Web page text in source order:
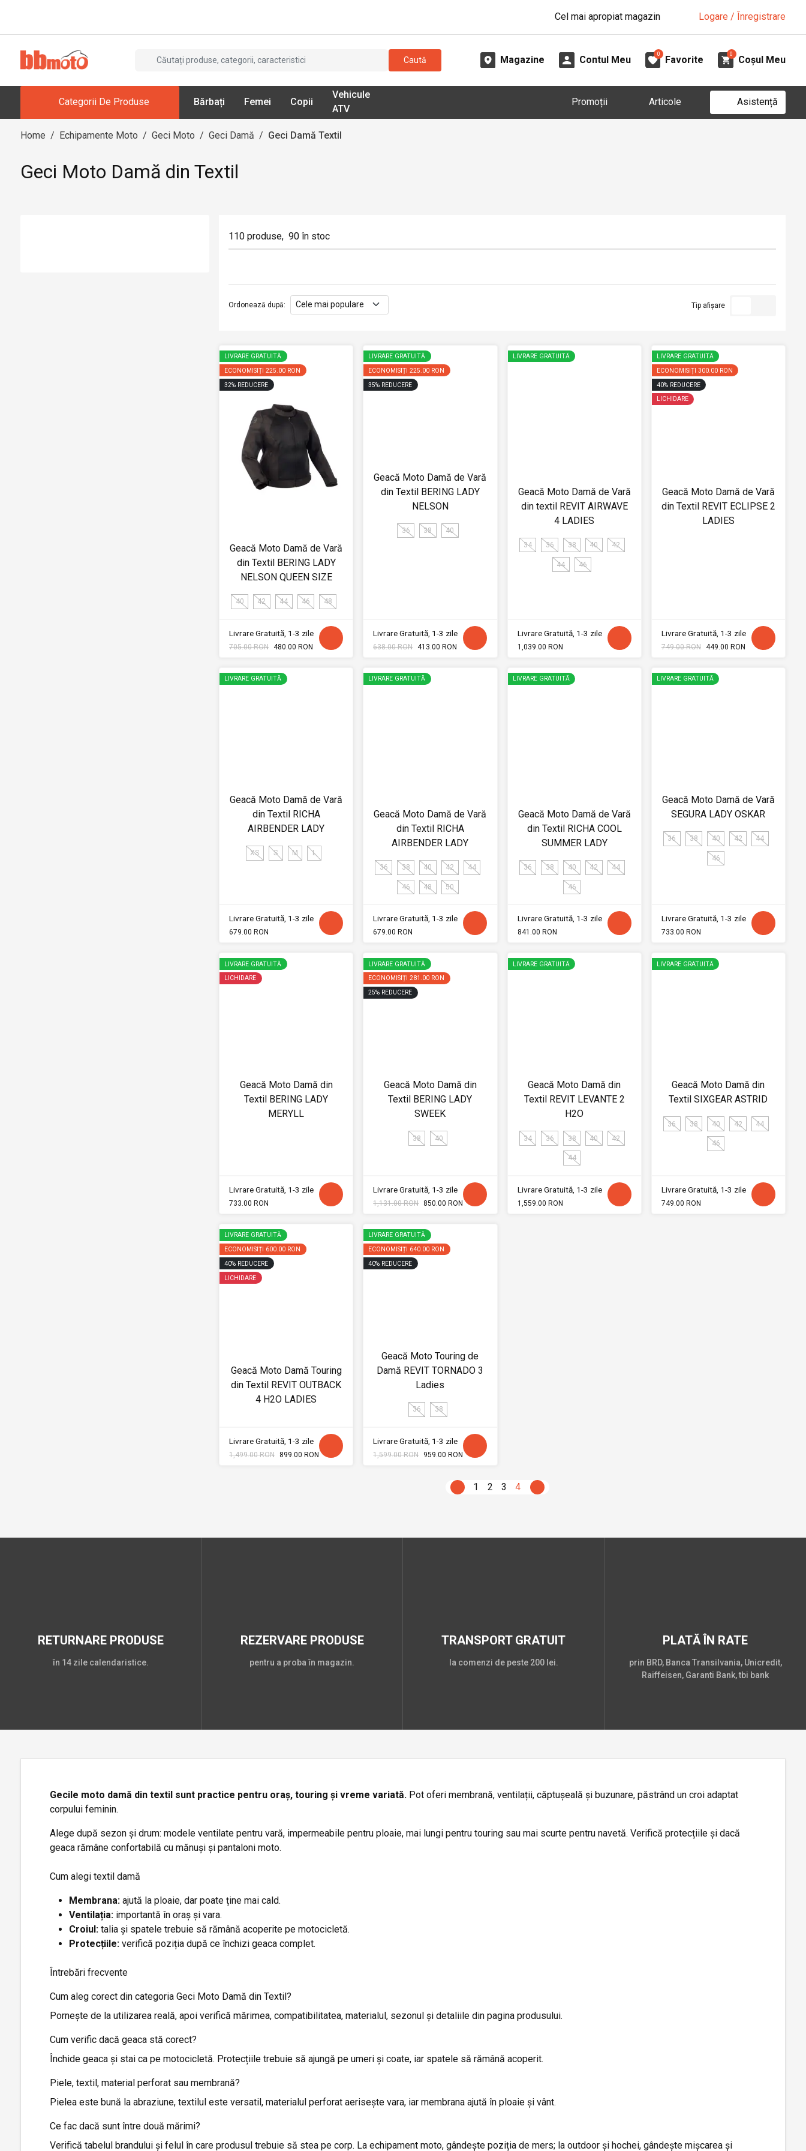
Cel mai apropiat magazin Logare / Înregistrare
Caută Magazine Contul Meu
0
Favorite
0
Coșul Meu
Categorii De Produse Bărbați Femei Copii
Vehicule
ATV
Promoții Articole Asistență
Home / Echipamente Moto / Geci Moto / Geci Damă / Geci Damă Textil
Geci Moto Damă din Textil
110 produse, 90 în stoc
Ordonează după: Tip afișare
LIVRARE GRATUITĂ
ECONOMISIȚI 225.00 RON
32% REDUCERE
Geacă Moto Damă de Vară
din Textil BERING LADY
NELSON QUEEN SIZE
40 42 44 46 48
Livrare Gratuită, 1-3 zile
705.00 RON 480.00 RON
LIVRARE GRATUITĂ
ECONOMISIȚI 225.00 RON
35% REDUCERE
Geacă Moto Damă de Vară
din Textil BERING LADY
NELSON
36 38 40
Livrare Gratuită, 1-3 zile
638.00 RON 413.00 RON
LIVRARE GRATUITĂ
Geacă Moto Damă de Vară
din textil REVIT AIRWAVE
4 LADIES
34 36 38 40 42
44 46
Livrare Gratuită, 1-3 zile
1,039.00 RON
LIVRARE GRATUITĂ
ECONOMISIȚI 300.00 RON
40% REDUCERE
LICHIDARE
Geacă Moto Damă de Vară
din Textil REVIT ECLIPSE 2
LADIES
Livrare Gratuită, 1-3 zile
749.00 RON 449.00 RON
LIVRARE GRATUITĂ
Geacă Moto Damă de Vară
din Textil RICHA
AIRBENDER LADY
XS S M L
Livrare Gratuită, 1-3 zile
679.00 RON
LIVRARE GRATUITĂ
Geacă Moto Damă de Vară
din Textil RICHA
AIRBENDER LADY
36 38 40 42 44
46 48 50
Livrare Gratuită, 1-3 zile
679.00 RON
LIVRARE GRATUITĂ
Geacă Moto Damă de Vară
din Textil RICHA COOL
SUMMER LADY
36 38 40 42 44
46
Livrare Gratuită, 1-3 zile
841.00 RON
LIVRARE GRATUITĂ
Geacă Moto Damă de Vară
SEGURA LADY OSKAR
36 38 40 42 44
46
Livrare Gratuită, 1-3 zile
733.00 RON
LIVRARE GRATUITĂ
LICHIDARE
Geacă Moto Damă din
Textil BERING LADY
MERYLL
Livrare Gratuită, 1-3 zile
733.00 RON
LIVRARE GRATUITĂ
ECONOMISIȚI 281.00 RON
25% REDUCERE
Geacă Moto Damă din
Textil BERING LADY
SWEEK
38 40
Livrare Gratuită, 1-3 zile
1,131.00 RON 850.00 RON
LIVRARE GRATUITĂ
Geacă Moto Damă din
Textil REVIT LEVANTE 2
H2O
34 36 38 40 42
44
Livrare Gratuită, 1-3 zile
1,559.00 RON
LIVRARE GRATUITĂ
Geacă Moto Damă din
Textil SIXGEAR ASTRID
36 38 40 42 44
46
Livrare Gratuită, 1-3 zile
749.00 RON
LIVRARE GRATUITĂ
ECONOMISIȚI 600.00 RON
40% REDUCERE
LICHIDARE
Geacă Moto Damă Touring
din Textil REVIT OUTBACK
4 H2O LADIES
Livrare Gratuită, 1-3 zile
1,499.00 RON 899.00 RON
LIVRARE GRATUITĂ
ECONOMISIȚI 640.00 RON
40% REDUCERE
Geacă Moto Touring de
Damă REVIT TORNADO 3
Ladies
36 38
Livrare Gratuită, 1-3 zile
1,599.00 RON 959.00 RON
1 2 3 4
RETURNARE PRODUSE
în 14 zile calendaristice.
REZERVARE PRODUSE
pentru a proba în magazin.
TRANSPORT GRATUIT
la comenzi de peste 200 lei.
PLATĂ ÎN RATE
prin BRD, Banca Transilvania, Unicredit,
Raiffeisen, Garanti Bank, tbi bank
Gecile moto damă din textil sunt practice pentru oraș, touring și vreme variată. Pot oferi membrană, ventilații, căptușeală și buzunare, păstrând un croi adaptat
corpului feminin.
Alege după sezon și drum: modele ventilate pentru vară, impermeabile pentru ploaie, mai lungi pentru touring sau mai scurte pentru navetă. Verifică protecțiile și dacă
geaca rămâne confortabilă cu mănuși și pantaloni moto.
Cum alegi textil damă
Membrana: ajută la ploaie, dar poate ține mai cald.
Ventilația: importantă în oraș și vara.
Croiul: talia și spatele trebuie să rămână acoperite pe motocicletă.
Protecțiile: verifică poziția după ce închizi geaca complet.
Întrebări frecvente
Cum aleg corect din categoria Geci Moto Damă din Textil?
Pornește de la utilizarea reală, apoi verifică mărimea, compatibilitatea, materialul, sezonul și detaliile din pagina produsului.
Cum verific dacă geaca stă corect?
Închide geaca și stai ca pe motocicletă. Protecțiile trebuie să ajungă pe umeri și coate, iar spatele să rămână acoperit.
Piele, textil, material perforat sau membrană?
Pielea este bună la abraziune, textilul este versatil, materialul perforat aerisește vara, iar membrana ajută în ploaie și vânt.
Ce fac dacă sunt între două mărimi?
Verifică tabelul brandului și felul în care produsul trebuie să stea pe corp. La echipament moto, gândește poziția de mers; la outdoor și hochei, gândește mișcarea și